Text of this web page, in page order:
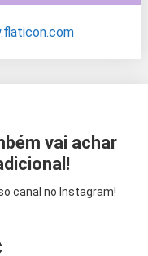
vai achar
canal no Instagram!